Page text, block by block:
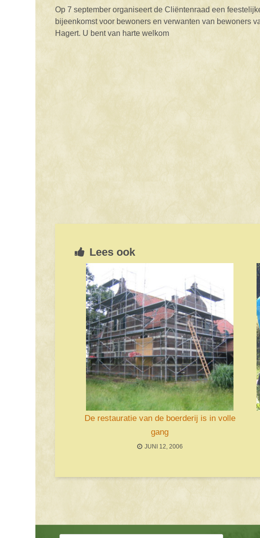
Op 7 september organiseert de Cliëntenraad een
bijeenkomst voor bewoners en verwanten van bewoners
Hagert. U bent van harte welkom
Lees ook
De restauratie van de boerderij is in volle
gang
JUNI 12, 2006